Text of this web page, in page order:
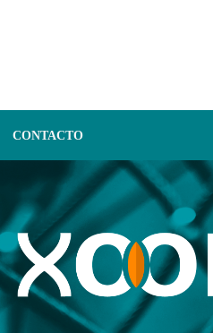
CONTACTO